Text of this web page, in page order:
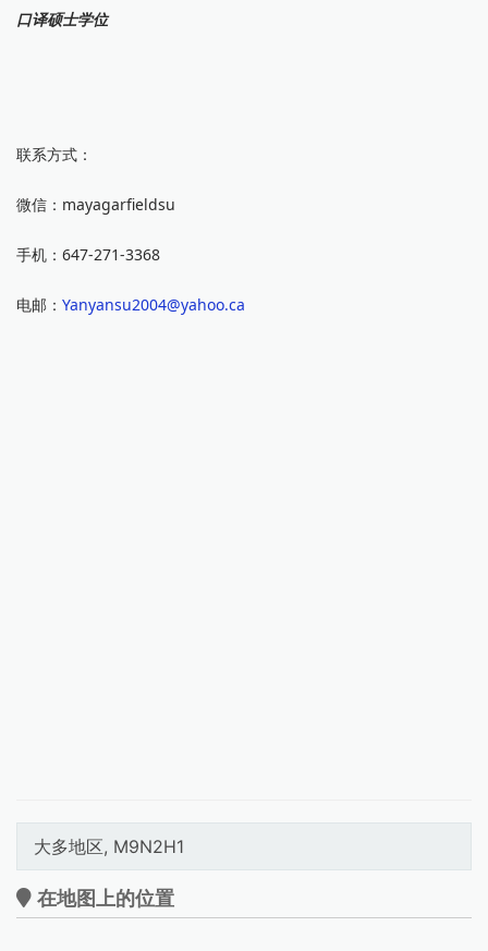
口译硕士学位
联系方式：
微信：mayagarfieldsu
手机：647-271-3368
电邮： Yanyansu2004@yahoo.ca
大多地区, M9N2H1
在地图上的位置